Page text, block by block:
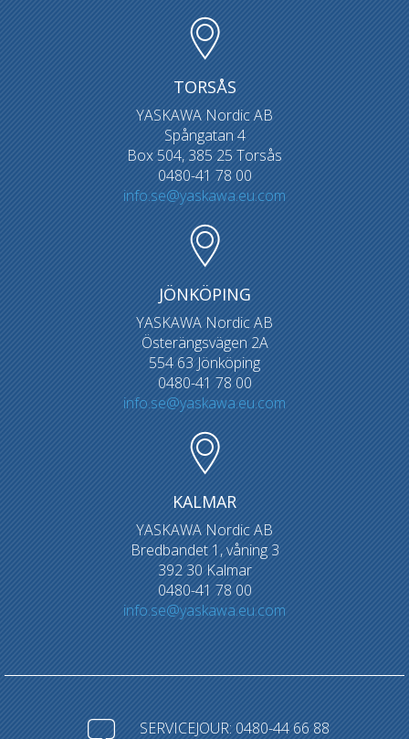
TORSÅS
YASKAWA Nordic AB
Spångatan 4
Box 504, 385 25 Torsås
0480-41 78 00
info.se@yaskawa.eu.com
JÖNKÖPING
YASKAWA Nordic AB
Österängsvägen 2A
554 63 Jönköping
0480-41 78 00
info.se@yaskawa.eu.com
KALMAR
YASKAWA Nordic AB
Bredbandet 1, våning 3
392 30 Kalmar
0480-41 78 00
info.se@yaskawa.eu.com
SERVICEJOUR: 0480-44 66 88